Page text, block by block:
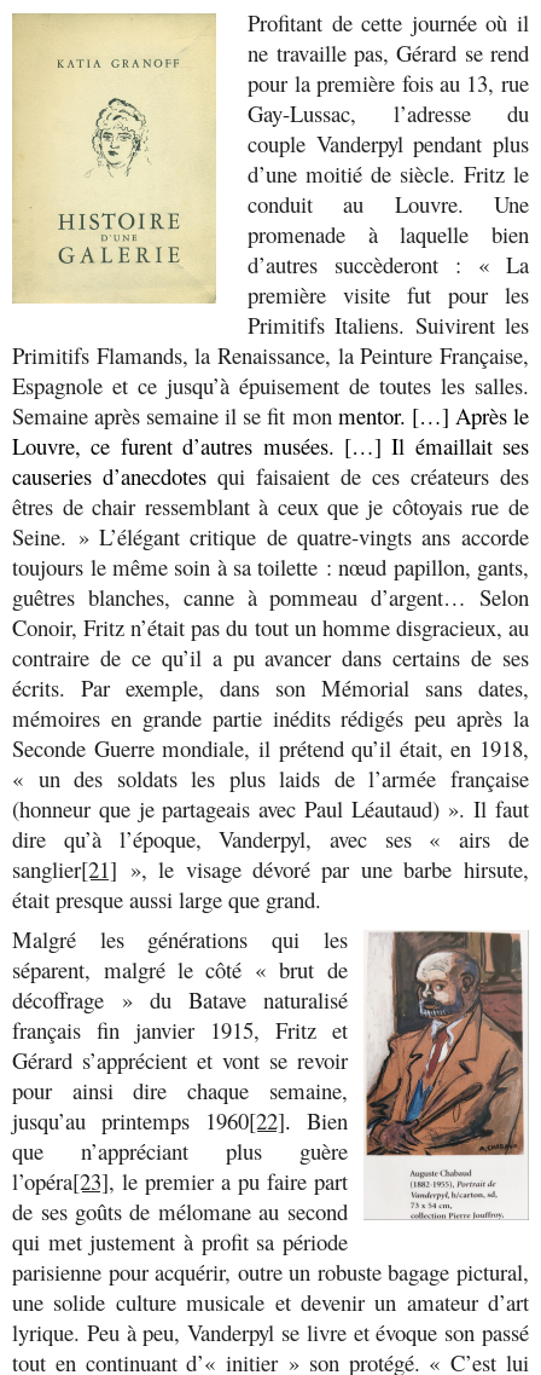
Profitant de cette journée où il
ne travaille pas, Gérard se rend
pour la première fois au 13, rue
Gay-Lussac, l’adresse du
couple Vanderpyl pendant plus
d’une moitié de siècle. Fritz le
conduit au Louvre. Une
promenade à laquelle bien
d’autres succèderont : « La
première visite fut pour les
Primitifs Italiens. Suivirent les
Primitifs Flamands, la Renaissance, la Peinture Française,
Espagnole et ce jusqu’à épuisement de toutes les salles.
Semaine après semaine il se fit mon mentor. […] Après le
Louvre, ce furent d’autres musées. […] Il émaillait ses
causeries d’anecdotesqui faisaient de ces créateurs des
êtres de chair ressemblant à ceux que je côtoyais rue de
Seine. » L’élégant critique de quatre-vingts ans accorde
toujours le même soin à sa toilette : nœud papillon, gants,
guêtres blanches, canne à pommeau d’argent… Selon
Conoir, Fritz n’était pas du tout un homme disgracieux, au
contraire de ce qu’il a pu avancer dans certains de ses
écrits. Par exemple, dans son Mémorial sans dates,
mémoires en grande partie inédits rédigés peu après la
Seconde Guerre mondiale, il prétend qu’il était, en 1918,
« un des soldats les plus laids de l’armée française
(honneur que je partageais avec Paul Léautaud) ». Il faut
dire qu’à l’époque, Vanderpyl, avec ses « airs de
sanglier[21] », le visage dévoré par une barbe hirsute,
était presque aussi large que grand.
Malgré les générations qui les
séparent, malgré le côté « brut de
décoffrage » du Batave naturalisé
français fin janvier 1915, Fritz et
Gérard s’apprécient et vont se revoir
pour ainsi dire chaque semaine,
jusqu’au printemps 1960[22]. Bien
que n’appréciant plus guère
l’opéra[23], le premier a pu faire part
de ses goûts de mélomane au second
qui met justement à profit sa période
parisienne pour acquérir, outre un robuste bagage pictural,
une solide culture musicale et devenir un amateur d’art
lyrique. Peu à peu, Vanderpyl se livre et évoque son passé
tout en continuant d’« initier » son protégé. « C’est lui